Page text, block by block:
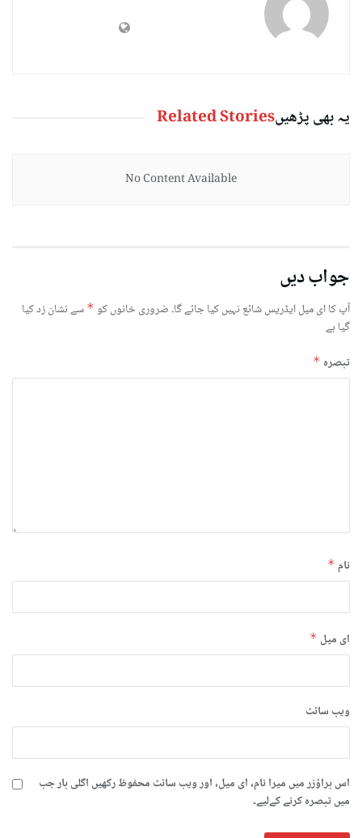
یہ بھی پڑھیںRelated Stories
No Content Available
جواب دیں
آپ کا ای میل ایڈریس شائع نہیں کیا جائے گا۔ضروری خانوں کو * سے نشان زد کیا
گیا ہے
تبصرہ *
نام *
ای میل *
ویب‌ سائٹ
اس براؤزر میں میرا نام، ای میل، اور ویب سائٹ محفوظ رکھیں اگلی بار جب
میں تبصرہ کرنے کےلیے۔